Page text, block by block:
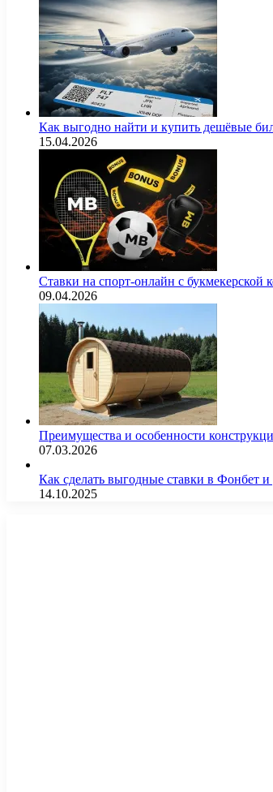
Как выгодно найти и купить дешёвые
15.04.2026
Ставки на спорт-онлайн с
09.04.2026
Преимущества и особенности
07.03.2026
Как сделать выгодные ставки в Фонбет
14.10.2025